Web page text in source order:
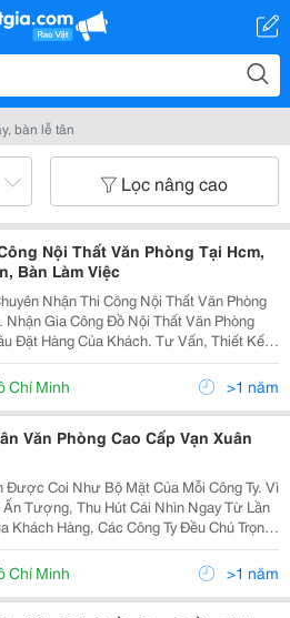
bàn lễ tân
Lọc nâng cao
Nội Thất Văn Phòng Tại Hcm,
Bàn Làm Việc
Nhận Thi Công Nội Thất Văn Phòng
Nhận Gia Công Đồ Nội Thất Văn Phòng
Đặt Hàng Của Khách. Tư Vấn, Thiết Kế
Công Nội Thất Văn Phòng, Trang Trí Văn
Bàn Ghế Văn Phòng, Vách Văn Phòng,
Chí Minh >1 năm
Văn Phòng Cao Cấp Vạn Xuân
Được Coi Như Bộ Mặt Của Mỗi Công Ty. Vì
Tượng, Thu Hút Cái Nhìn Ngay Từ Lần
Khách Hàng, Các Công Ty Đều Chú Trọng
Chọn Các Thiết Bị Quày Lễ Tân. Hiểu
Nội Thất Vạn Xuân Đã Cho Ra Đờ
Chí Minh >1 năm